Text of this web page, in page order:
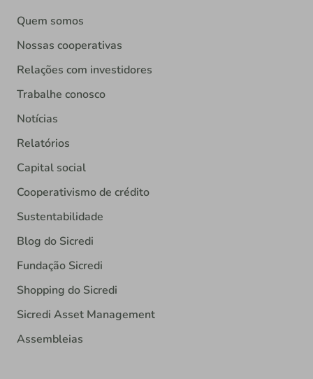
Quem somos
Nossas cooperativas
Relações com investidores
Trabalhe conosco
Notícias
Relatórios
Capital social
Cooperativismo de crédito
Sustentabilidade
Blog do Sicredi
Fundação Sicredi
Shopping do Sicredi
Sicredi Asset Management
Assembleias